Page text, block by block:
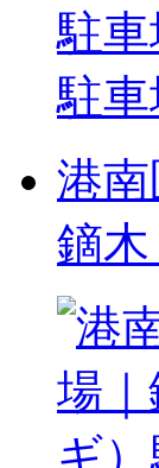
港南
鏑